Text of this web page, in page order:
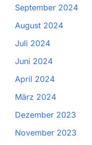
September 2024
August 2024
Juli 2024
Juni 2024
April 2024
März 2024
Dezember 2023
November 2023